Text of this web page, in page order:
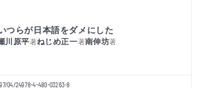
つらが日本語をダメにした
川原平著ねじめ正一著南伸坊著
04/24978-4-480-03263-8